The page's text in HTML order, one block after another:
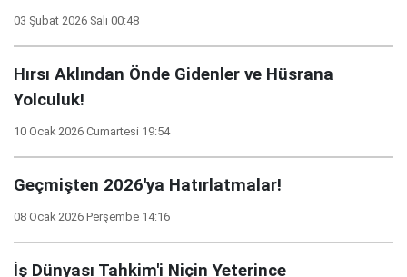
03 Şubat 2026 Salı 00:48
Hırsı Aklından Önde Gidenler ve Hüsrana
Yolculuk!
10 Ocak 2026 Cumartesi 19:54
Geçmişten 2026'ya Hatırlatmalar!
08 Ocak 2026 Perşembe 14:16
İş Dünyası Tahkim'i Niçin Yeterince